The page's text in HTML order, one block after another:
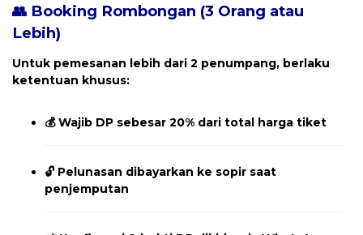
👥 Booking Rombongan (3 Orang atau
Lebih)
Untuk pemesanan lebih dari 2 penumpang, berlaku
ketentuan khusus:
💰Wajib DP sebesar 20% dari total harga tiket
🔓 Pelunasan dibayarkan ke sopir saat
penjemputan